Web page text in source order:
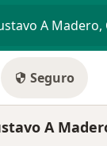
A Madero,
Seguro
A